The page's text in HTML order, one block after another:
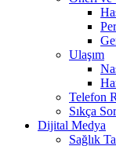
Ulaşım
Telefon
Sıkça
Dijital Medya
Sağlık